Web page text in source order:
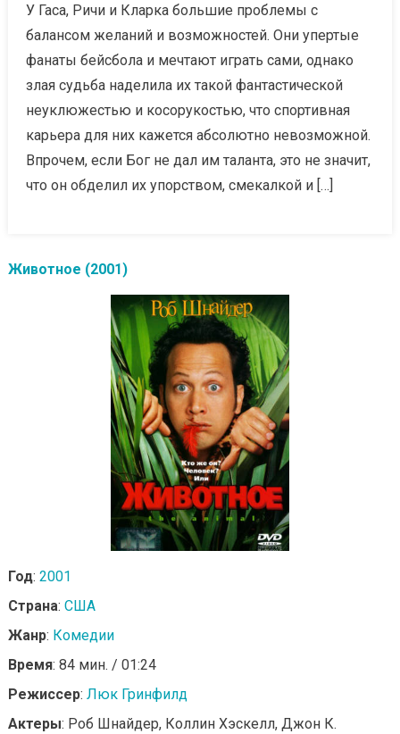
У Гаса, Ричи и Кларка большие проблемы с
балансом желаний и возможностей. Они упертые
фанаты бейсбола и мечтают играть сами, однако
злая судьба наделила их такой фантастической
неуклюжестью и косорукостью, что спортивная
карьера для них кажется абсолютно невозможной.
Впрочем, если Бог не дал им таланта, это не значит,
что он обделил их упорством, смекалкой и […]
Животное (2001)
Год: 2001
Страна: США
Жанр: Комедии
Время: 84 мин. / 01:24
Режиссер: Люк Гринфилд
Актеры: Роб Шнайдер, Коллин Хэскелл, Джон К.